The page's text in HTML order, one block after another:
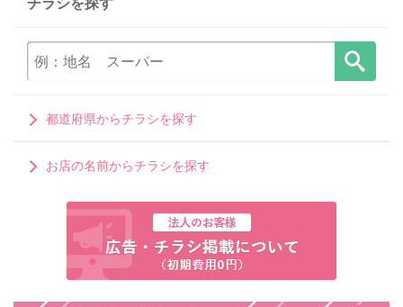
都道府県からチラシを探す
お店の名前からチラシを探す